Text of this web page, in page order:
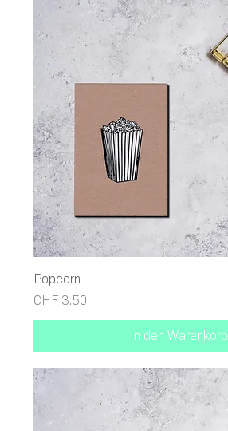
Popcorn
Preis
CHF 3.50
In den Warenkorb